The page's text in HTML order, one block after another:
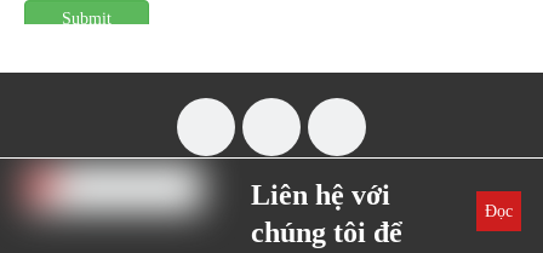
Submit
Liên hệ với
chúng tôi để
Đọc